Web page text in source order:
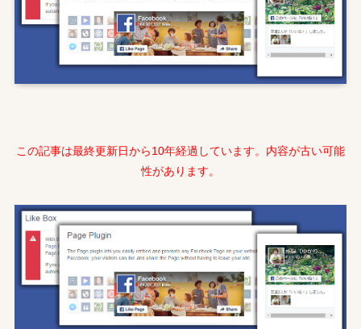
この記事は最終更新日から10年経過しています。内容が古い可能
性があります。